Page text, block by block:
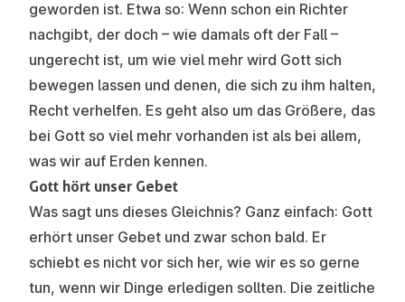
geworden ist. Etwa so: Wenn schon ein Richter
nachgibt, der doch – wie damals oft der Fall –
ungerecht ist, um wie viel mehr wird Gott sich
bewegen lassen und denen, die sich zu ihm halten,
Recht verhelfen. Es geht also um das Größere, das
bei Gott so viel mehr vorhanden ist als bei allem,
was wir auf Erden kennen.
Gott hört unser Gebet
Was sagt uns dieses Gleichnis? Ganz einfach: Gott
erhört unser Gebet und zwar schon bald. Er
schiebt es nicht vor sich her, wie wir es so gerne
tun, wenn wir Dinge erledigen sollten. Die zeitliche